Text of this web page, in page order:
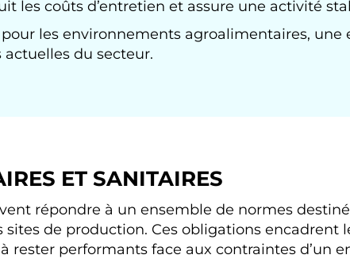
les coûts d’entretien et assure une activité
les environnements agroalimentaires,
du secteur.
ET SANITAIRES
répondre à un ensemble de normes
de production. Ces obligations encadrent
rester performants face aux contraintes d’un